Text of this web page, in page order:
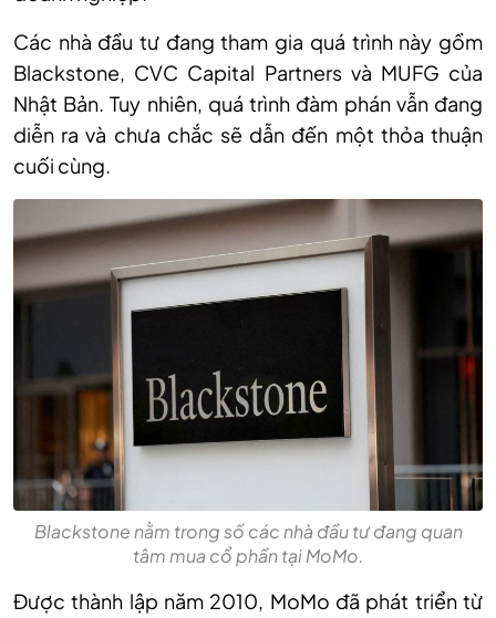
Các nhà đầu tư đang tham gia quá trình này gồm
Blackstone, CVC Capital Partners và MUFG của
Nhật Bản. Tuy nhiên, quá trình đàm phán vẫn đang
diễn ra và chưa chắc sẽ dẫn đến một thỏa thuận
cuối cùng.
Blackstone nằm trong số các nhà đầu tư đang quan
tâm mua cổ phần tại MoMo.
Được thành lập năm 2010, MoMo đã phát triển từ